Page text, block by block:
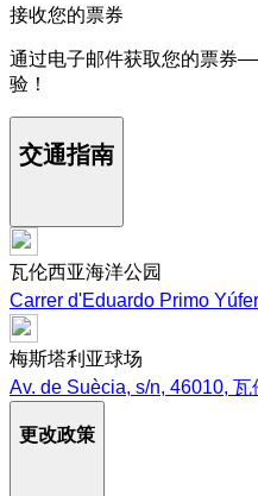
接收您的票券
通过电子邮件获取您的票券
验！
交通指南
瓦伦西亚海洋公园
Carrer d'Eduardo Primo
梅斯塔利亚球场
Av. de Suècia, s/n, 46010, 瓦
更改政策